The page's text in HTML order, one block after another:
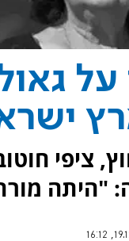
על
ציפי
"היתה